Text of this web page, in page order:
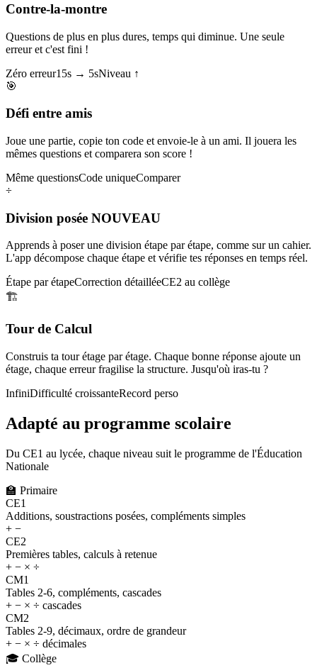
Contre-la-montre
Questions de plus en plus dures, temps qui diminue. Une seule
erreur et c'est fini !
Zéro erreur15s → 5sNiveau ↑
🎯
Défi entre amis
Joue une partie, copie ton code et envoie-le à un ami. Il jouera les
mêmes questions et comparera son score !
Même questionsCode uniqueComparer
÷
Division posée NOUVEAU
Apprends à poser une division étape par étape, comme sur un cahier.
L'app décompose chaque étape et vérifie tes réponses en temps réel.
Étape par étapeCorrection détailléeCE2 au collège
🏗️
Tour de Calcul
Construis ta tour étage par étage. Chaque bonne réponse ajoute un
étage, chaque erreur fragilise la structure. Jusqu'où iras-tu ?
InfiniDifficulté croissanteRecord perso
Adapté au programme scolaire
Du CE1 au lycée, chaque niveau suit le programme de l'Éducation
Nationale
🏫 Primaire
CE1
Additions, soustractions posées, compléments simples
+ −
CE2
Premières tables, calculs à retenue
+ − × ÷
CM1
Tables 2-6, compléments, cascades
+ − × ÷ cascades
CM2
Tables 2-9, décimaux, ordre de grandeur
+ − × ÷ décimales
🎓 Collège